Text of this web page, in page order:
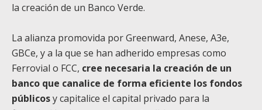
la creación de un Banco Verde.
La alianza promovida por Greenward, Anese, A3e,
GBCe, y a la que se han adherido empresas como
Ferrovial o FCC, cree necesaria la creación de un
banco que canalice de forma eficiente los fondos
públicosy capitalice el capital privado para la